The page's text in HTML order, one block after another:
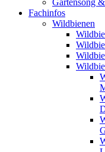
Gartensong
Fachinfos
Wildbienen